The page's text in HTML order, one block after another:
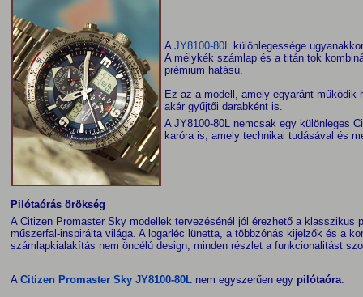
A JY8100-80L különlegessége
A mélykék számlap és a titán tok
prémium hatású.
Ez az a modell, amely egyaránt
akár gyűjtői darabként is.
A JY8100-80L nemcsak egy különleges
karóra is, amely technikai tudásával és
Pilótaórás örökség
A Citizen Promaster Sky modellek tervezésénél jól érezhető a klasszikus
műszerfal-inspirálta világa. A logarléc lünetta, a többzónás kijelzők és a
számlapkialakítás nem öncélú design, minden részlet a funkcionalitást
A Citizen Promaster Sky JY8100-80L nem egyszerűen egy pilótaóra.